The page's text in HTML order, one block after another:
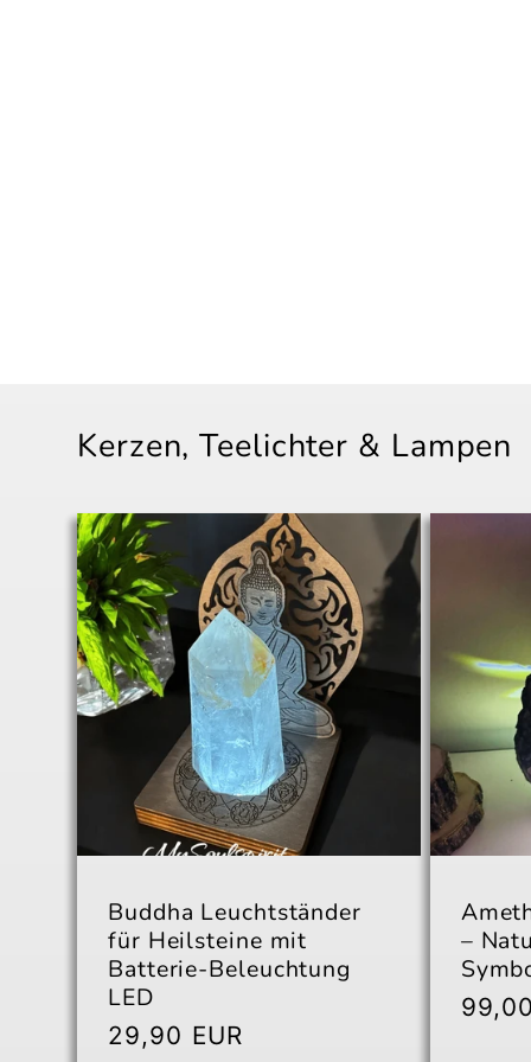
Kerzen, Teelichter & Lampen
Buddha Leuchtständer
für Heilsteine mit
Batterie-Beleuchtung
LED
Normaler
29,90 EUR
–